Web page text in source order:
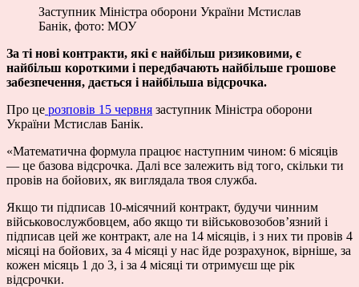
Заступник Міністра оборони України Мстислав
Банік, фото: МОУ
За ті нові контракти, які є найбільш ризиковими, є
найбільш короткими і передбачають найбільше грошове
забезпечення, дається і найбільша відсрочка.
Про це розповів 15 червня заступник Міністра оборони
України Мстислав Банік.
«Математична формула працює наступним чином: 6 місяців
— це базова відсрочка. Далі все залежить від того, скільки ти
провів на бойових, як виглядала твоя служба.
Якщо ти підписав 10-місячний контракт, будучи чинним
військовослужбовцем, або якщо ти військовозобов’язний і
підписав цей же контракт, але на 14 місяців, і з них ти провів 4
місяці на бойових, за 4 місяці у нас йде розрахунок, вірніше, за
кожен місяць 1 до 3, і за 4 місяці ти отримуєш ще рік
відсрочки.